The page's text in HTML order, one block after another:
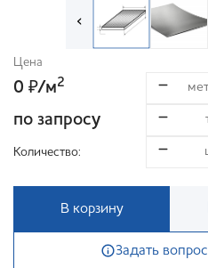
‹
Цена
0 ₽/м2
по запросу
Количество:
В корзину
Задать вопрос